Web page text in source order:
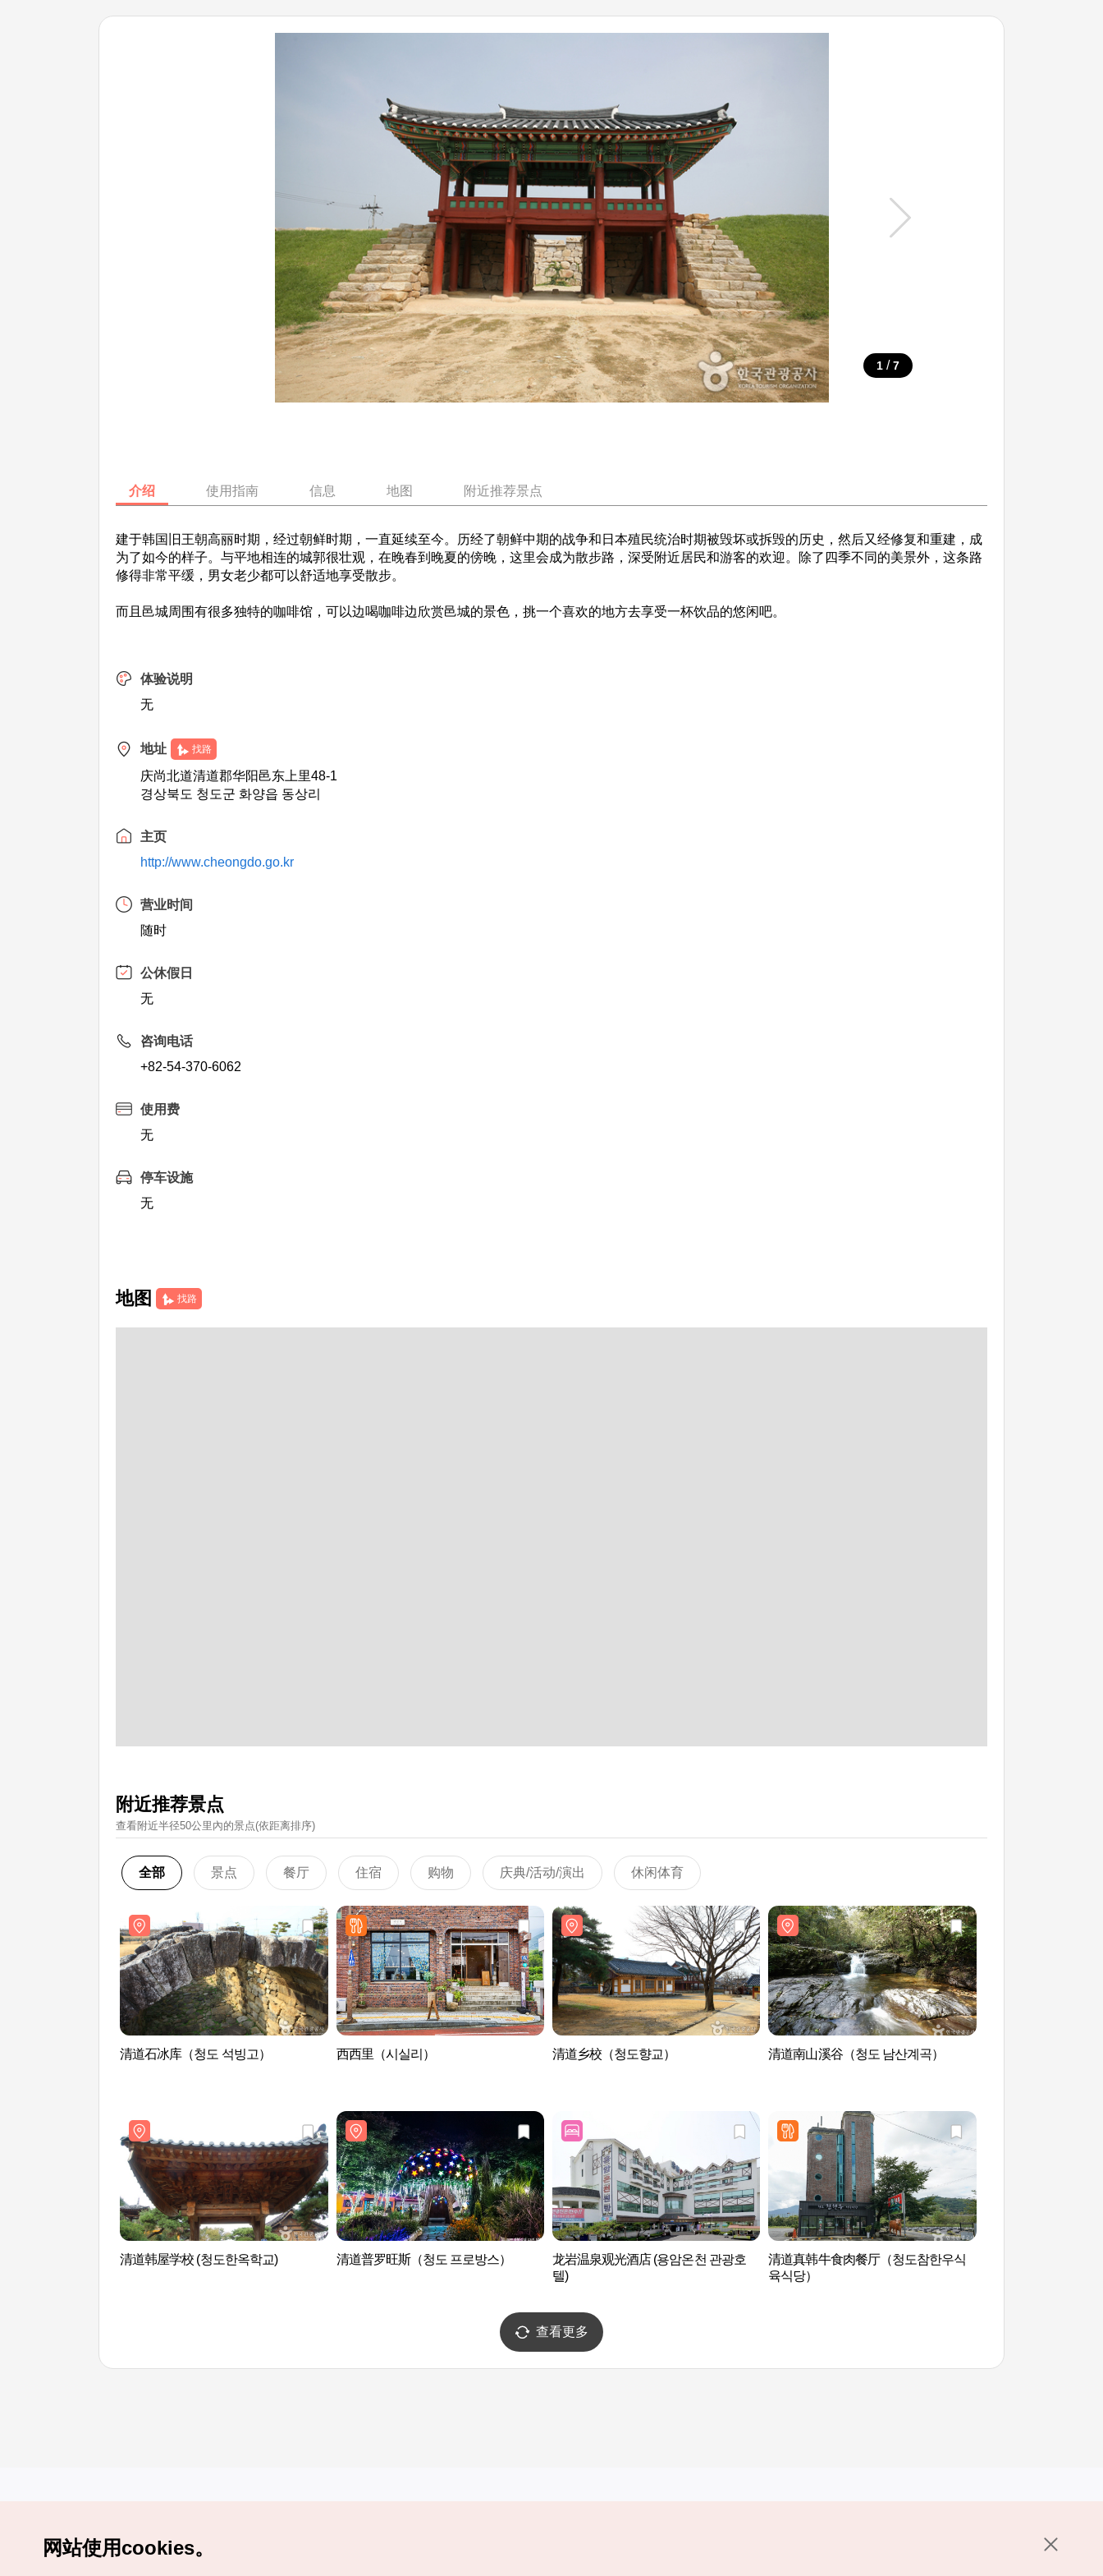
1 / 7
介绍 使用指南 信息 地图 附近推荐景点
建于韩国旧王朝高丽时期，经过朝鲜时期，一直延续至今。历经了朝鲜中期的战争和日本殖民统治时期被毁坏或拆毁的历史，然后又经修复和重建，成
为了如今的样子。与平地相连的城郭很壮观，在晚春到晚夏的傍晚，这里会成为散步路，深受附近居民和游客的欢迎。除了四季不同的美景外，这条路
修得非常平缓，男女老少都可以舒适地享受散步。
而且邑城周围有很多独特的咖啡馆，可以边喝咖啡边欣赏邑城的景色，挑一个喜欢的地方去享受一杯饮品的悠闲吧。
体验说明
无
地址 找路
庆尚北道清道郡华阳邑东上里48-1
경상북도 청도군 화양읍 동상리
主页
http://www.cheongdo.go.kr
营业时间
随时
公休假日
无
咨询电话
+82-54-370-6062
使用费
无
停车设施
无
地图 找路
附近推荐景点
查看附近半径50公里內的景点(依距离排序)
全部 景点 餐厅 住宿 购物 庆典/活动/演出 休闲体育
清道石冰库（청도 석빙고） 西西里（시실리） 清道乡校（청도향교） 清道南山溪谷（청도 남산계곡）
清道韩屋学校 (청도한옥학교) 清道普罗旺斯（청도 프로방스）
龙岩温泉观光酒店 (용암온천 관광호
텔)
清道真韩牛食肉餐厅（청도참한우식
육식당）
查看更多
网站使用cookies。